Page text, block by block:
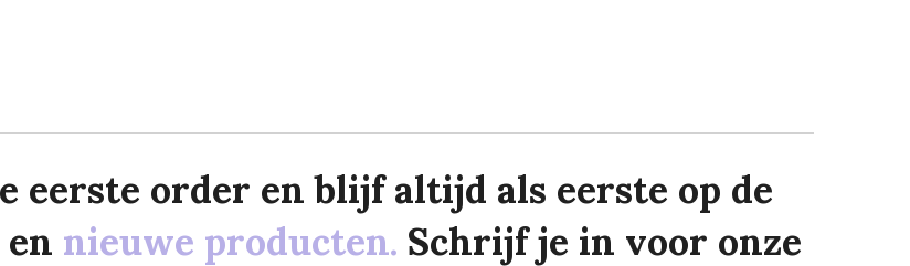
eerste order en blijf altijd als eerste op de
en nieuwe producten. Schrijf je in voor onze